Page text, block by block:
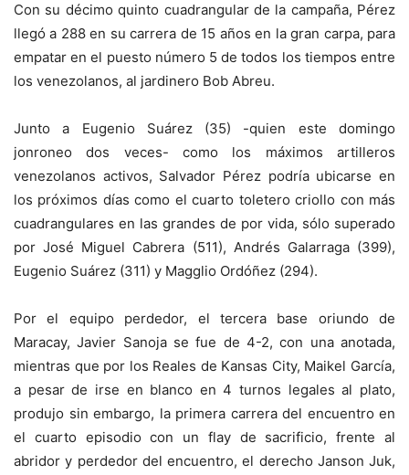
Con su décimo quinto cuadrangular de la campaña, Pérez
llegó a 288 en su carrera de 15 años en la gran carpa, para
empatar en el puesto número 5 de todos los tiempos entre
los venezolanos, al jardinero Bob Abreu.
Junto a Eugenio Suárez (35) -quien este domingo
jonroneo dos veces- como los máximos artilleros
venezolanos activos, Salvador Pérez podría ubicarse en
los próximos días como el cuarto toletero criollo con más
cuadrangulares en las grandes de por vida, sólo superado
por José Miguel Cabrera (511), Andrés Galarraga (399),
Eugenio Suárez (311) y Magglio Ordóñez (294).
Por el equipo perdedor, el tercera base oriundo de
Maracay, Javier Sanoja se fue de 4-2, con una anotada,
mientras que por los Reales de Kansas City, Maikel García,
a pesar de irse en blanco en 4 turnos legales al plato,
produjo sin embargo, la primera carrera del encuentro en
el cuarto episodio con un flay de sacrificio, frente al
abridor y perdedor del encuentro, el derecho Janson Juk,